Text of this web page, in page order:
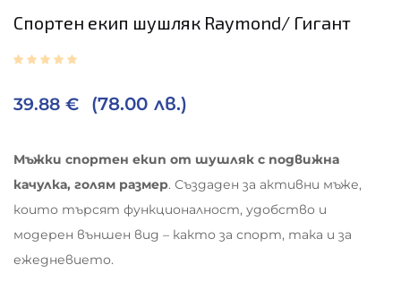
Спортен екип шушляк Raymond/ Гигант
39.88 € (78.00 лв.)
Мъжки спортен екип от шушляк с подвижна
качулка, голям размер. Създаден за активни мъже,
които търсят функционалност, удобство и
модерен външен вид – както за спорт, така и за
ежедневието.